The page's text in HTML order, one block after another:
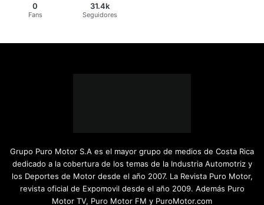
0
Fans
31.4k
Seguidores
Grupo Puro Motor S.A es el mayor grupo de medios de Costa Rica
dedicado a la cobertura de los temas de la Industria Automotriz y
los Deportes de Motor desde el año 2007. La Revista Puro Motor,
revista oficial de Expomovil desde el año 2009. Además Puro
Motor TV, Puro Motor FM y PuroMotor.com